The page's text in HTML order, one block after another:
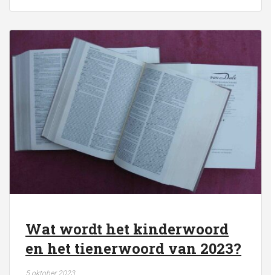
Wat wordt het kinderwoord
en het tienerwoord van 2023?
5 oktober 2023